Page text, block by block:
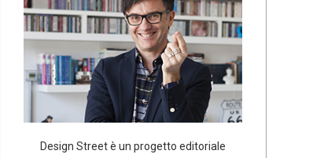
Design Street è un progetto editoriale